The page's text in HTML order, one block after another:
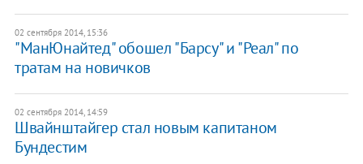
02 сентября 2014, 15:36
"МанЮнайтед" обошел "Барсу" и "Реал" по
тратам на новичков
02 сентября 2014, 14:59
Швайнштайгер стал новым капитаном
Бундестим